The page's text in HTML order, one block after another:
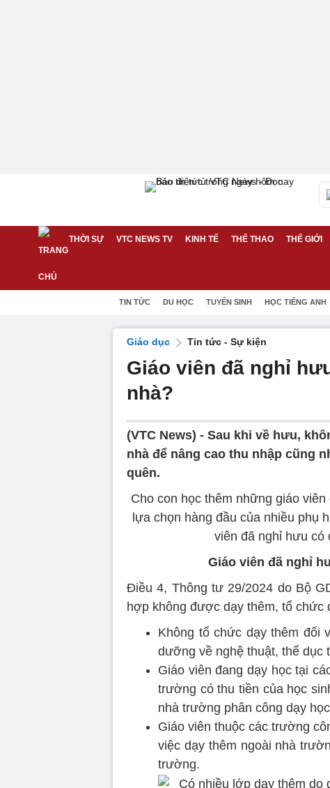
THỜI SỰ VTC NEWS TV KINH TẾ THỂ THAO THẾ GIỚI
TIN TỨC DU HỌC TUYỂN SINH HỌC TIẾNG ANH
Giáo dục Tin tức - Sự kiện
Giáo viên đã nghỉ
nhà?
(VTC News) - Sau khi về hưu,
nhà để nâng cao thu nhập cũng
quên.
Cho con học thêm những giáo
lựa chọn hàng đầu của nhiều phụ
viên đã nghỉ hưu có
Giáo viên đã nghỉ
Điều 4, Thông tư 29/2024 do Bộ
hợp không được dạy thêm, tổ chức
Không tổ chức dạy thêm đối
dưỡng về nghệ thuật, thể dục
Giáo viên đang dạy học tại
trường có thu tiền của học
nhà trường phân công dạy
Giáo viên thuộc các trường
việc dạy thêm ngoài nhà
trường.